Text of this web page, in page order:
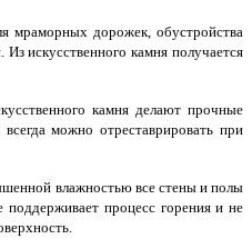
мраморных дорожек, обустройства
искусственного камня получается
камня делают прочные
можно отреставрировать при
влажностью все стены и полы
поддерживает процесс горения и не